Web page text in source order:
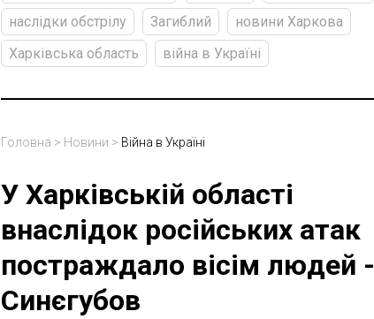
наслідки обстрілу
Загиблий
новини Харкова
Харківська область
війна в Україні
Головна > Новини > Війна в Україні
У Харківській області
внаслідок російських атак
постраждало вісім людей -
Синєгубов